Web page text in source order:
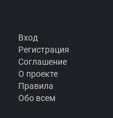
Вход
Регистрация
Соглашение
О проекте
Правила
Обо всем